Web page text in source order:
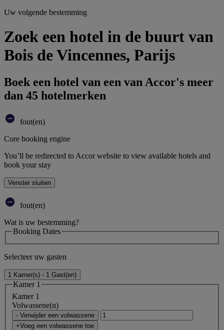
Uw volgende bestemming
Zoek een hotel in de buurt van
Bois de Vincennes, Parijs
Boek een hotel van een van Accor's meer
dan 45 hotelmerken
fout(en)
Core booking engine
You’ll be redirected to Accor website to view available hotels and
book your stay
Venster sluiten
fout(en)
Wat is uw bestemming?
Booking Dates
Selecteer uw gasten
1 Kamer(s) - 1 Gast(en)
Kamer 1
Kamer 1
Volwassene(n)
- Verwijder een volwassene
+Voeg een volwassene toe